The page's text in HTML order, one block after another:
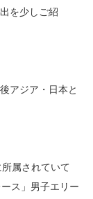
を少しご紹
アジア・日本と
属されていて
ス」男子エリー